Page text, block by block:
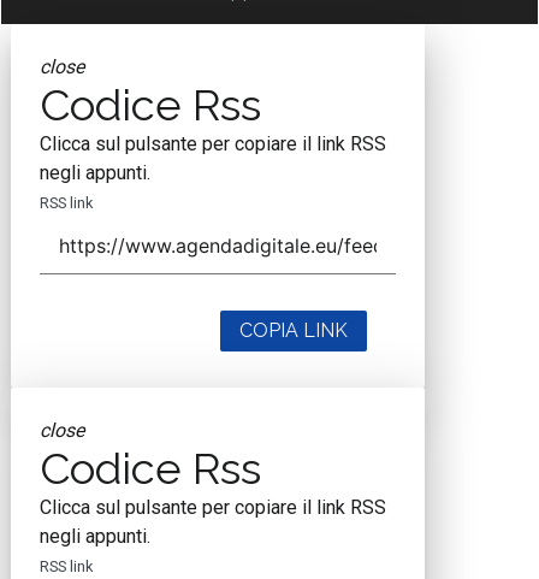
close
Codice Rss
Clicca sul pulsante per copiare il link RSS
negli appunti.
RSS link
COPIA LINK
close
Codice Rss
Clicca sul pulsante per copiare il link RSS
negli appunti.
RSS link